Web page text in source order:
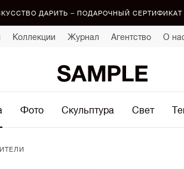
ДАРИТЬ – ПОДАРОЧНЫЙ СЕРТИФИКАТ
Коллекции Журнал Агентство О
Фото Скульптура Свет